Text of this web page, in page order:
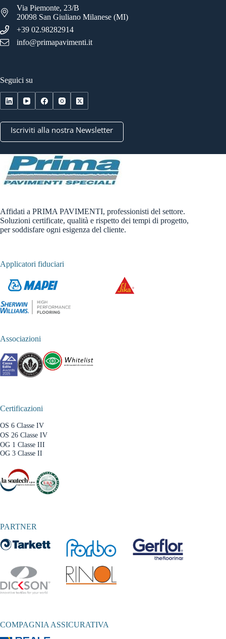
Via Piemonte, 23/B
20098 San Giuliano Milanese (MI)
+39 02.98282914
info@primapavimenti.it
Seguici su
Iscriviti alla nostra Newsletter
Affidati a PRIMA PAVIMENTI, professionisti del settore.
Soluzioni certificate, qualità e rispetto dei tempi di progetto,
per soddisfare ogni esigenza del cliente.
Applicatori fiduciari
Associazioni
Certificazioni
OS 6 Classe IV
OS 26 Classe IV
OG 1 Classe III
OG 3 Classe II
PARTNER
COMPAGNIA ASSICURATIVA